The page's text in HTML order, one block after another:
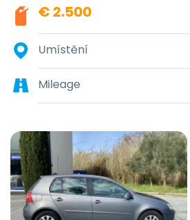
€ 2.500
Umístění
Mileage